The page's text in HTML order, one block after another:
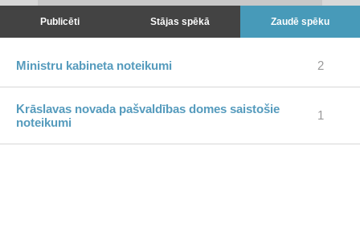
Publicēti Stājas spēkā Zaudē spēku
Ministru kabineta noteikumi 2
Krāslavas novada pašvaldības domes saistošie
noteikumi
1